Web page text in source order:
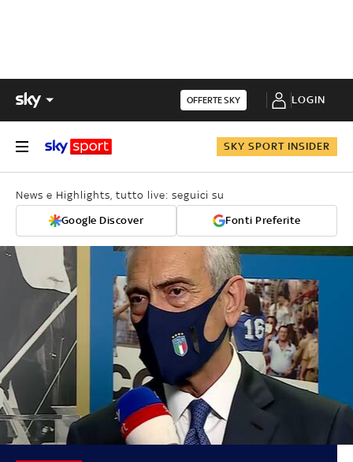
OFFERTE SKY LOGIN
SKY SPORT INSIDER
News e Highlights, tutto live: seguici su
Google Discover Fonti Preferite